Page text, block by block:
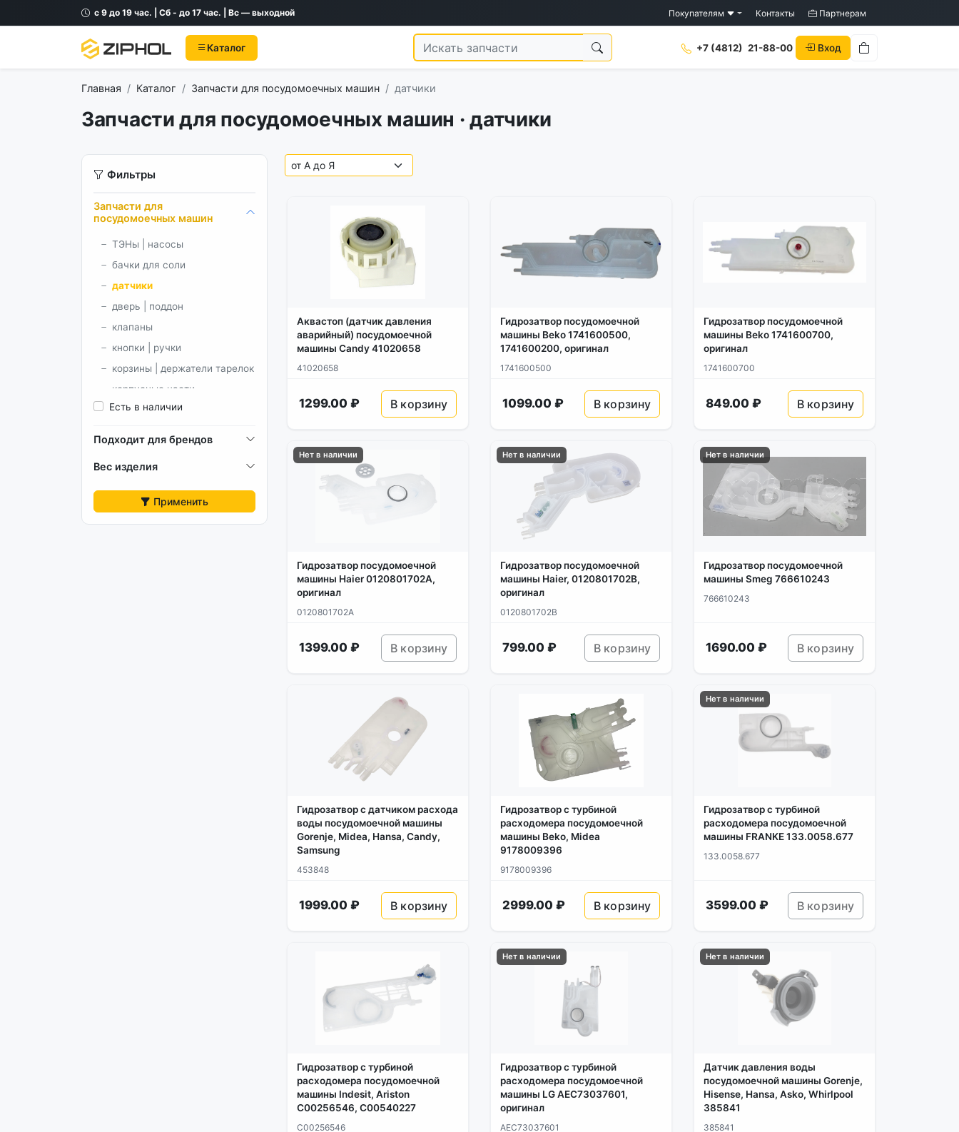
с 9 до 19 час. | Сб - до 17 час. | Вс — выходной Покупателям Контакты Партнерам
Каталог +7 (4812) 21-88-00 Вход
Главная Каталог Запчасти для посудомоечных машин датчики
Запчасти для посудомоечных машин · датчики
Фильтры
Запчасти для
посудомоечных машин
ТЭНы | насосы
бачки для соли
датчики
дверь | поддон
клапаны
кнопки | ручки
корзины | держатели тарелок
корпусные части
модули и платы
импеллеры | подвод воды
Есть в наличии
Подходит для брендов
Вес изделия
Применить
Аквастоп (датчик давления
аварийный) посудомоечной
машины Candy 41020658
41020658
1299.00 ₽ В корзину
Гидрозатвор посудомоечной
машины Beko 1741600500,
1741600200, оригинал
1741600500
1099.00 ₽ В корзину
Гидрозатвор посудомоечной
машины Beko 1741600700,
оригинал
1741600700
849.00 ₽ В корзину
Нет в наличии
Гидрозатвор посудомоечной
машины Haier 0120801702A,
оригинал
0120801702A
1399.00 ₽ В корзину
Нет в наличии
Гидрозатвор посудомоечной
машины Haier, 0120801702B,
оригинал
0120801702B
799.00 ₽ В корзину
Нет в наличии
Гидрозатвор посудомоечной
машины Smeg 766610243
766610243
1690.00 ₽ В корзину
Гидрозатвор с датчиком расхода
воды посудомоечной машины
Gorenje, Midea, Hansa, Candy,
Samsung
453848
1999.00 ₽ В корзину
Гидрозатвор с турбиной
расходомера посудомоечной
машины Beko, Midea
9178009396
9178009396
2999.00 ₽ В корзину
Нет в наличии
Гидрозатвор с турбиной
расходомера посудомоечной
машины FRANKE 133.0058.677
133.0058.677
3599.00 ₽ В корзину
Гидрозатвор с турбиной
расходомера посудомоечной
машины Indesit, Ariston
C00256546, C00540227
C00256546
Нет в наличии
Гидрозатвор с турбиной
расходомера посудомоечной
машины LG AEC73037601,
оригинал
AEC73037601
Нет в наличии
Датчик давления воды
посудомоечной машины Gorenje,
Hisense, Hansa, Asko, Whirlpool
385841
385841